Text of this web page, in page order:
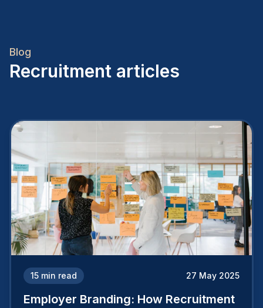
Blog
Recruitment articles
15 min read 27 May 2025
Employer Branding: How Recruitment